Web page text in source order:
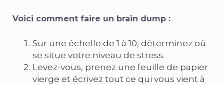
Voici comment faire un brain dump :
Sur une échelle de 1 à 10, déterminez où
se situe votre niveau de stress.
Levez-vous, prenez une feuille de papier
vierge et écrivez tout ce qui vous vient à